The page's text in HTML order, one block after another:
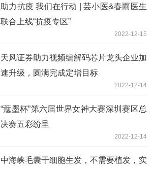
助力抗疫 我们在行动 | 芸小医&春雨医生
联合上线“抗疫专区”
2022-12-15
天风证券助力视频编解码芯片龙头企业加
速升级，圆满完成定增目标
2022-12-14
“蔻墨杯”第六届世界女神大赛深圳赛区总
决赛五彩纷呈
2022-12-14
中海峡毛囊干细胞生发，不需要植发，实